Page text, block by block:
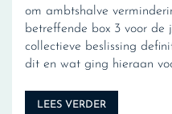
om ambtshalve
betreffende box 3 voor de
collectieve beslissing
dit en wat ging hieraan
LEES VERDER